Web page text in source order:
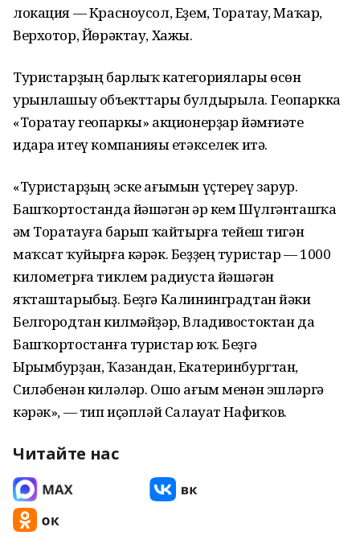
локация — Красноусол, Еҙем, Торатау, Маҡар,
Верхотор, Йөрәктау, Хажы.
Туристарҙың барлыҡ категориялары өсөн
урынлашыу объекттары булдырыла. Геопаркка
«Торатау геопаркы» акционерҙар йәмғиәте
идара итеү компанияһы етәкселек итә.
«Туристарҙың эске ағымын үҫтереү зарур.
Башҡортостанда йәшәгән һәр кем Шүлгәнташҡа
һәм Торатауға барып ҡайтырға тейеш тигән
маҡсат ҡуйырға кәрәк. Беҙҙең туристар — 1000
километрға тиклем радиуста йәшәгән
яҡташтарыбыҙ. Беҙгә Калининградтан йәки
Белгородтан килмәйҙәр, Владивостоктан да
Башҡортостанға туристар юҡ. Беҙгә
Ырымбурҙан, Ҡазандан, Екатеринбургтан,
Силәбенән киләләр. Ошо ағым менән эшләргә
кәрәк», — тип иҫәпләй Салауат Нафиҡов.
Читайте нас